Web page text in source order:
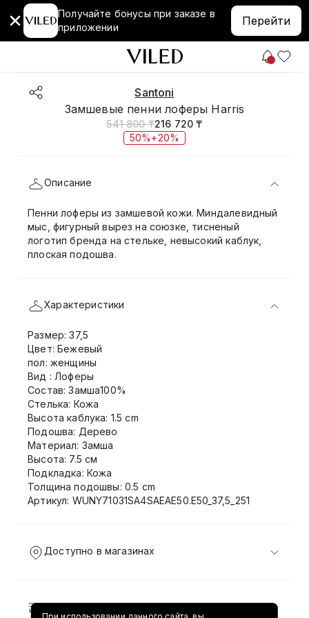
Получайте бонусы при заказе в
приложении
Перейти
Santoni
Замшевые пенни лоферы Harris
541 800 ₸216 720 ₸
50%+20%
Описание
Пенни лоферы из замшевой кожи. Миндалевидный
мыс, фигурный вырез на союзке, тисненый
логотип бренда на стельке, невысокий каблук,
плоская подошва.
Характеристики
Размер: 37,5
Цвет: Бежевый
пол: женщины
Вид : Лоферы
Состав: Замша100%
Стелька: Кожа
Высота каблука: 1.5 cm
Подошва: Дерево
Материал: Замша
Высота: 7.5 см
Подкладка: Кожа
Толщина подошвы: 0.5 cm
Артикул: WUNY71031SA4SAEAE50.E50_37,5_251
Доступно в магазинах
Доставка и возврат